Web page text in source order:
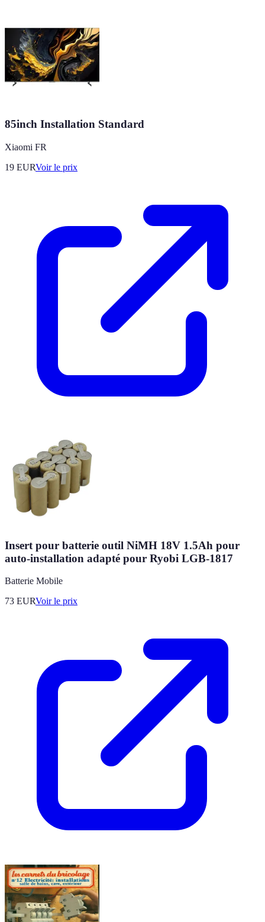
85inch Installation Standard
Xiaomi FR
19 EURVoir le prix
Insert pour batterie outil NiMH 18V 1.5Ah pour
auto-installation adapté pour Ryobi LGB-1817
Batterie Mobile
73 EURVoir le prix